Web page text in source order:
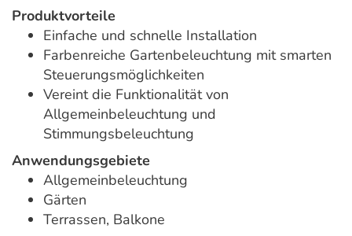
Produktvorteile
Einfache und schnelle Installation
Farbenreiche Gartenbeleuchtung mit smarten
Steuerungsmöglichkeiten
Vereint die Funktionalität von
Allgemeinbeleuchtung und
Stimmungsbeleuchtung
Anwendungsgebiete
Allgemeinbeleuchtung
Gärten
Terrassen, Balkone